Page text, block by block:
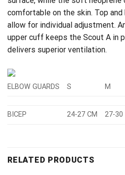
comfortable on the skin. Top
allow for individual adjustment.
upper cuff keeps the Scout A in
delivers superior ventilation.
ELBOW GUARDS S M
BICEP 24-27 CM 27-30
RELATED PRODUCTS